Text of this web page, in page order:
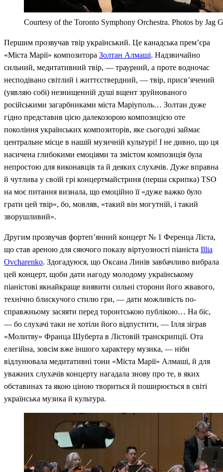
Courtesy of the Toronto Symphony Orchestra. Photos by Jag
Першим прозвучав твір український. Це канадська прем’єра
«Міста Марії» композитора Золтан Алмаші. Надзвичайно
сильний, медитативний твір, — траурний, а проте водночас
несподівано світлий і життєствердний, — твір, присв’ячений
(уявляю собі) незнищенній душі вщент зруйнованого
російськими загарбниками міста Маріуполь… Золтан дуже
гідно представив цією далекозорою композицією оте
покоління українських композиторів, яке сьогодні займає
центральне місце в нашій музичній культурі! І не дивно, що ця
насичена глибокими емоціями та змістом композиція була
непростою для виконавців та й деяких слухачів. Дуже вправна
й чутлива у своїй грі концертмайстриня (перша скрипка) TSO
на моє питання визнала, що емоційно її «дуже важко було
грати цей твір», бо, мовляв, «такий він могутній, і такий
зворушливий».
Другим прозвучав фортеп’янний концерт № 1 Ференца Ліста,
що став ареною для сяючого показу віртуозності піаніста Illia
Ovcharenko. Здогадуюся, що Оксана Линів завбачливо вибрала
цей концерт, щоби дати нагоду молодому українському
піаністові якнайкраще виявити сильні сторони його жвавого,
технічно блискучого стилю гри, — дати можливість по-
справжньому засяяти перед торонтською публікою… На біс,
— бо слухачі таки не хотіли його відпустити, — Ілля зіграв
«Молитву» Франца Шуберта в Лістовій транскрипції. Ота
елегійна, зовсім вже іншого характеру музика, — ніби
відлунювала медитативні тони «Міста Марії» Алмаші, й для
уважних слухачів концерту нагадала знову про те, в яких
обставинах та якою ціною твориться й поширюється в світі
українська музика й культура.